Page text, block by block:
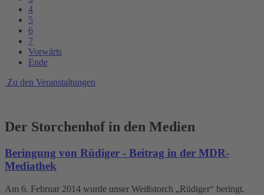
4
5
6
7
Vorwärts
Ende
Zu den Veranstaltungen
Der Storchenhof in den Medien
Beringung von Rüdiger - Beitrag in der MDR-
Mediathek
Am 6. Februar 2014 wurde unser Weißstorch „Rüdiger“ beringt.